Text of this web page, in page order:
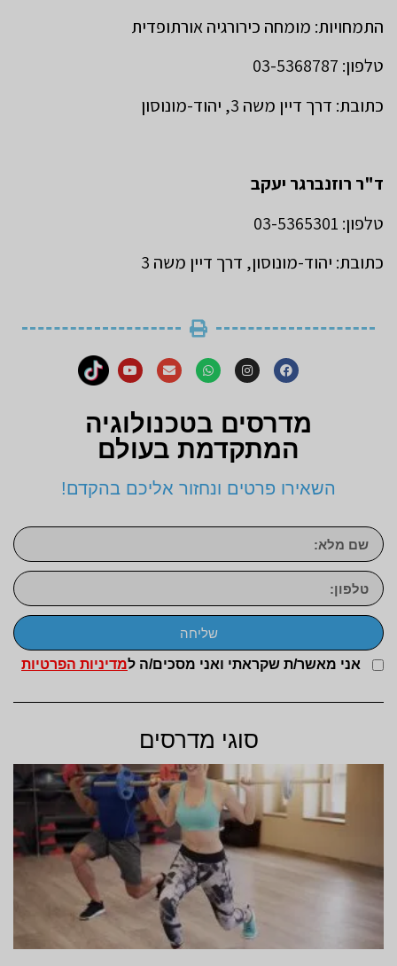
התמחויות: מומחה כירורגיה אורתופדית
טלפון: 03-5368787
כתובת: דרך דיין משה 3, יהוד-מונוסון
ד"ר רוזנברגר יעקב
טלפון: 03-5365301
כתובת: יהוד-מונוסון, דרך דיין משה 3
מדרסים בטכנולוגיה
המתקדמת בעולם
השאירו פרטים ונחזור אליכם בהקדם!
אני מאשר/ת שקראתי ואני מסכים/ה למדיניות הפרטיות
שליחה
סוגי מדרסים